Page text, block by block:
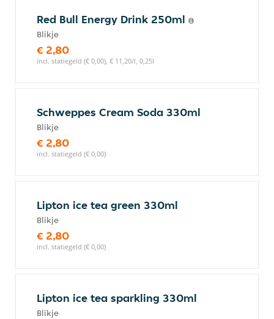
Red Bull Energy Drink 250ml
Blikje
€ 2,80
incl. statiegeld (€ 0,00), € 11,20/l, 0,25l
Schweppes Cream Soda 330ml
Blikje
€ 2,80
incl. statiegeld (€ 0,00)
Lipton ice tea green 330ml
Blikje
€ 2,80
incl. statiegeld (€ 0,00)
Lipton ice tea sparkling 330ml
Blikje